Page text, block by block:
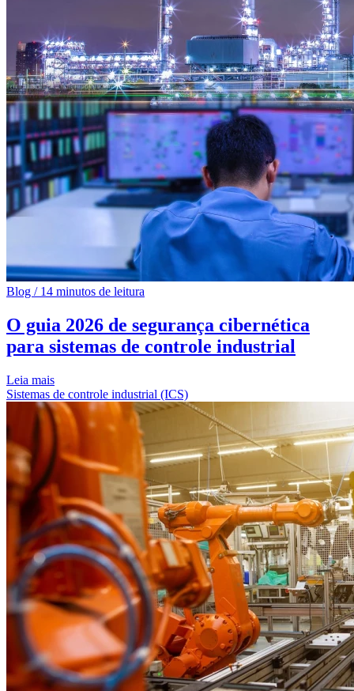
Blog /14 minutos de leitura
O guia 2026 de segurança cibernética
para sistemas de controle industrial
Leia mais
Sistemas de controle industrial (ICS)